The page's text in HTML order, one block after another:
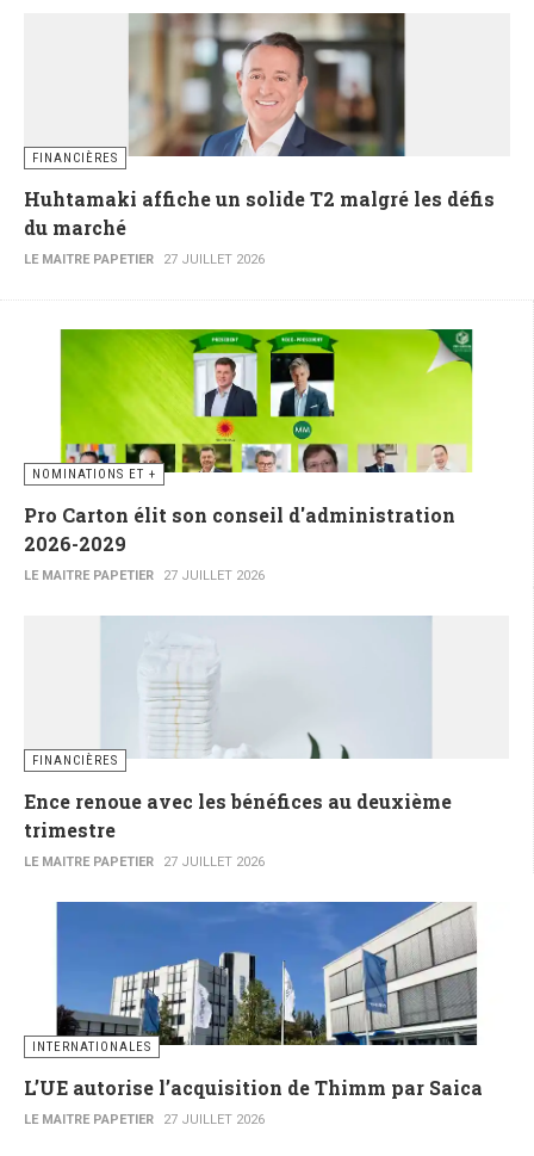
FINANCIÈRES
Huhtamaki affiche un solide T2 malgré les défis
du marché
LE MAITRE PAPETIER 27 JUILLET 2026
NOMINATIONS ET +
Pro Carton élit son conseil d'administration
2026-2029
LE MAITRE PAPETIER 27 JUILLET 2026
FINANCIÈRES
Ence renoue avec les bénéfices au deuxième
trimestre
LE MAITRE PAPETIER 27 JUILLET 2026
INTERNATIONALES
L’UE autorise l’acquisition de Thimm par Saica
LE MAITRE PAPETIER 27 JUILLET 2026